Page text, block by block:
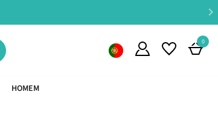
0
HOMEM